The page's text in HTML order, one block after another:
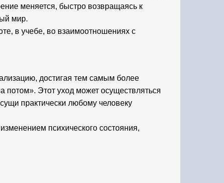
меняется, быстро возвращаясь к
мир.
в учебе, во взаимоотношениях с
достигая тем самым более
потом». Этот уход может осуществляться
практически любому человеку
психического состояния,